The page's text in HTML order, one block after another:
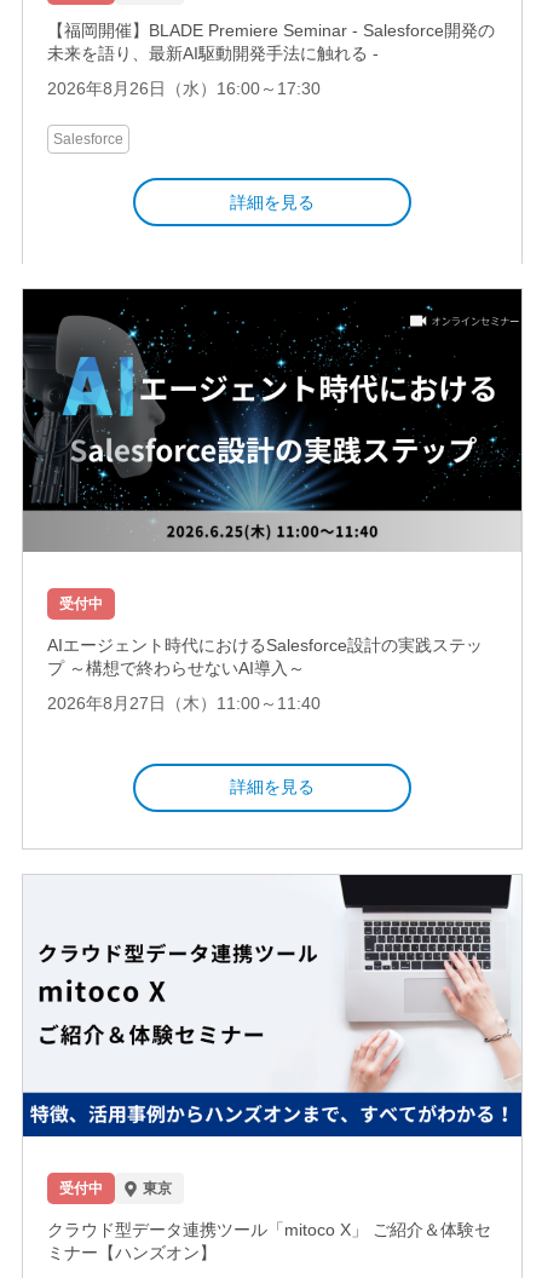
【福岡開催】BLADE Premiere Seminar - Salesforce開発の
未来を語り、最新AI駆動開発手法に触れる -
2026年8月26日（水）16:00～17:30
Salesforce
詳細を見る
受付中
AIエージェント時代におけるSalesforce設計の実践ステッ
プ ～構想で終わらせないAI導入～
2026年8月27日（木）11:00～11:40
詳細を見る
受付中 東京
クラウド型データ連携ツール「mitoco X」 ご紹介＆体験セ
ミナー【ハンズオン】